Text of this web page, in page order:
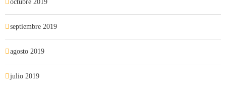
octubre 2019
septiembre 2019
agosto 2019
julio 2019